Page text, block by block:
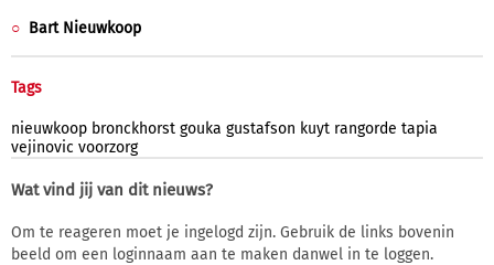
Bart Nieuwkoop
Tags
nieuwkoop bronckhorst gouka gustafson kuyt rangorde tapia
vejinovic voorzorg
Wat vind jij van dit nieuws?
Om te reageren moet je ingelogd zijn. Gebruik de links bovenin
beeld om een loginnaam aan te maken danwel in te loggen.